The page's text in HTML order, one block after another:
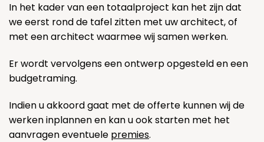
In het kader van een totaalproject kan het zijn dat
we eerst rond de tafel zitten met uw architect, of
met een architect waarmee wij samen werken.
Er wordt vervolgens een ontwerp opgesteld en een
budgetraming.
Indien u akkoord gaat met de offerte kunnen wij de
werken inplannen en kan u ook starten met het
aanvragen eventuele premies.